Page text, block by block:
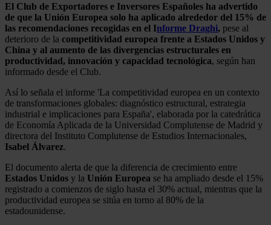
El Club de Exportadores e Inversores Españoles ha advertido
de que la Unión Europea solo ha aplicado alrededor del 15% de
las recomendaciones recogidas en el Informe Draghi, pese al
deterioro de la competitividad europea frente a Estados Unidos y
China y al aumento de las divergencias estructurales en
productividad, innovación y capacidad tecnológica, según han
informado desde el Club.
Así lo señala el informe 'La competitividad europea en un contexto
de transformaciones globales: diagnóstico estructural, estrategia
industrial e implicaciones para España', elaborada por la catedrática
de Economía Aplicada de la Universidad Complutense de Madrid y
directora del Instituto Complutense de Estudios Internacionales,
Isabel Álvarez.
El documento alerta de que la diferencia de crecimiento entre
Estados Unidos y la Unión Europea se ha ampliado desde el 15%
registrado a comienzos de siglo hasta el 30% actual, mientras que la
productividad europea se sitúa en torno al 80% de la
estadounidense.